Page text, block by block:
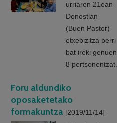
urriaren 21ean
Donostian
(Buen Pastor)
etxebizitza berri
bat ireki genuen
8 pertsonentzat.
Foru aldundiko
oposaketetako
formakuntza [2019/11/14]